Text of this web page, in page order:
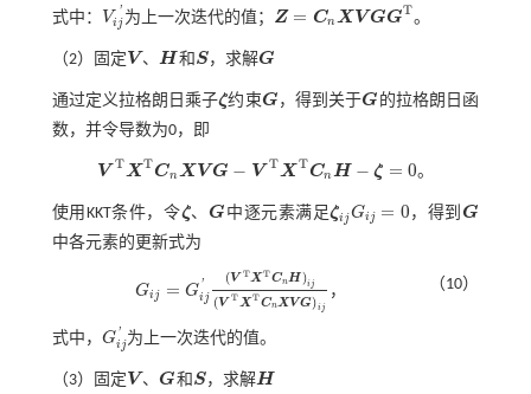
式中： V '
i j
Vij' 为上一次迭代的值； Z = Cn X V GGT
Z= Cn XVGGT 。
（2）固定 V
V 、H
H 和 S
S ，求解G
G
通过定义拉格朗日乘子ζ
ζ 约束G
G ，得到关于G
G 的拉格朗日函
数，并令导数为0，即
V T XTCn X V G − V T X TCn H − ζ = 0
VT X TCnXVG-VT XTCn H- =0 。
使用KKT条件，令ζ
ζ 、 G
G 中逐元素满足ζi jGi j = 0
ζijGij=0 ，得到 G
G
中各元素的更新式为
Gi j = G'
i j
(V TX TCnH )ij
(V T X TCn X VG)ij
Gij= Gij' (VTXTCnH)ij(VTXTCnXVG
， （10）
式中， G'
i j
Gij'为上一次迭代的值。
（3）固定 V
V 、G
G 和 S
S ，求解H
H